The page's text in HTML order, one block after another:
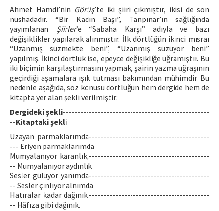
Ahmet Hamdi’nin Görüş’te iki şiiri çıkmıştır, ikisi de son
nüshadadır. “Bir Kadın Başı”, Tanpınar’ın sağlığında
yayımlanan Şiirler’e “Sabaha Karşı” adıyla ve bazı
değişiklikler yapılarak alınmıştır. İlk dörtlüğün ikinci mısraı
“Uzanmış süzmekte beni”, “Uzanmış süzüyor beni”
yapılmış. İkinci dörtlük ise, epeyce değişikliğe uğramıştır. Bu
iki biçimin karşılaştırmasını yapmak, şairin yazma uğraşının
geçirdiği aşamalara ışık tutması bakımından mühimdir. Bu
nedenle aşağıda, söz konusu dörtlüğün hem dergide hem de
kitapta yer alan şekli verilmiştir:
Dergideki şekli--------------------------------------------------
--Kitaptaki şekli
Uzayan parmaklarımda-----------------------------------------
--- Eriyen parmaklarımda
Mumyalanıyor karanlık,-----------------------------------------
-- Mumyalanıyor aydınlık
Sesler gülüyor yanımda-----------------------------------------
-- Sesler çınlıyor alnımda
Hatıralar kadar dağınık.-----------------------------------------
-- Hâfıza gibi dağınık.